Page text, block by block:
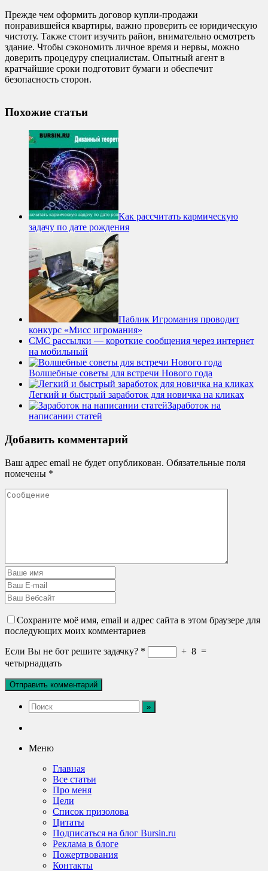
Прежде чем оформить договор купли-продажи
понравившейся квартиры, важно проверить ее юридическую
чистоту. Также стоит изучить район, внимательно осмотреть
здание. Чтобы сэкономить личное время и нервы, можно
доверить процедуру специалистам. Опытный агент в
кратчайшие сроки подготовит бумаги и обеспечит
безопасность сторон.
Похожие статьи
Как рассчитать кармическую
задачу по дате рождения
Паблик Игромания проводит
конкурс «Мисс игромания»
СМС рассылки — короткие сообщения через интернет
на мобильный
Волшебные советы для встречи Нового года
Легкий и быстрый заработок для новичка на кликах
Заработок на
написании статей
Добавить комментарий
Ваш адрес email не будет опубликован. Обязательные поля
помечены *
Сохраните моё имя, email и адрес сайта в этом браузере для
последующих моих комментариев
Если Вы не бот решите задачку? * + 8 =
четырнадцать
Меню
Главная
Все статьи
Про меня
Цели
Список призолова
Цитаты
Подписаться на блог Bursin.ru
Реклама в блоге
Пожертвования
Контакты